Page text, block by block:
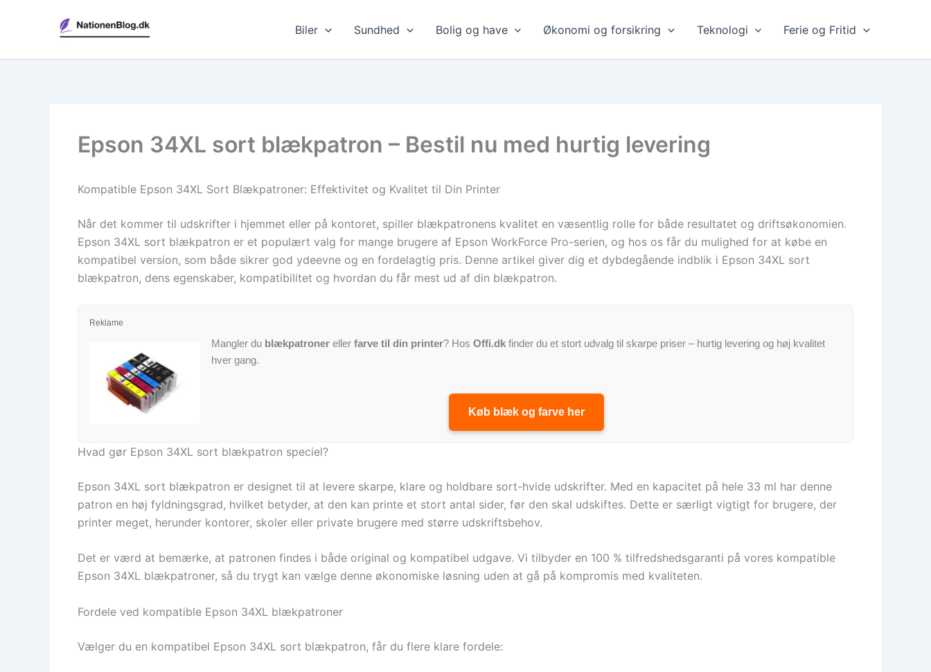
Biler Sundhed Bolig og have Økonomi og forsikring Teknologi Ferie og Fritid
Epson 34XL sort blækpatron – Bestil nu med hurtig levering
Kompatible Epson 34XL Sort Blækpatroner: Effektivitet og Kvalitet til Din Printer
Når det kommer til udskrifter i hjemmet eller på kontoret, spiller blækpatronens kvalitet en væsentlig rolle for både resultatet og driftsøkonomien.
Epson 34XL sort blækpatron er et populært valg for mange brugere af Epson WorkForce Pro-serien, og hos os får du mulighed for at købe en
kompatibel version, som både sikrer god ydeevne og en fordelagtig pris. Denne artikel giver dig et dybdegående indblik i Epson 34XL sort
blækpatron, dens egenskaber, kompatibilitet og hvordan du får mest ud af din blækpatron.
Reklame
Mangler du blækpatroner eller farve til din printer? Hos Offi.dk finder du et stort udvalg til skarpe priser – hurtig levering og høj kvalitet
hver gang.
Køb blæk og farve her
Hvad gør Epson 34XL sort blækpatron speciel?
Epson 34XL sort blækpatron er designet til at levere skarpe, klare og holdbare sort-hvide udskrifter. Med en kapacitet på hele 33 ml har denne
patron en høj fyldningsgrad, hvilket betyder, at den kan printe et stort antal sider, før den skal udskiftes. Dette er særligt vigtigt for brugere, der
printer meget, herunder kontorer, skoler eller private brugere med større udskriftsbehov.
Det er værd at bemærke, at patronen findes i både original og kompatibel udgave. Vi tilbyder en 100 % tilfredshedsgaranti på vores kompatible
Epson 34XL blækpatroner, så du trygt kan vælge denne økonomiske løsning uden at gå på kompromis med kvaliteten.
Fordele ved kompatible Epson 34XL blækpatroner
Vælger du en kompatibel Epson 34XL sort blækpatron, får du flere klare fordele: